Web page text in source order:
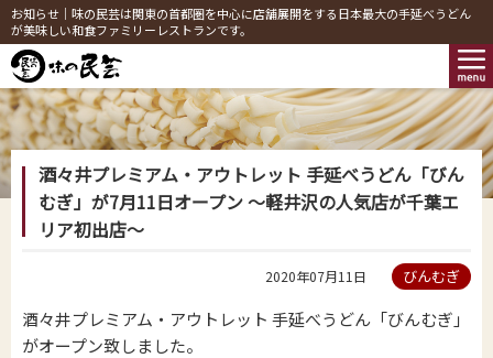
お知らせ｜味の民芸は関東の首都圏を中心に店舗展開をする日本最大の手延べうどん
が美味しい和食ファミリーレストランです。
酒々井プレミアム・アウトレット 手延べうどん「びん
むぎ」が7月11日オープン ～軽井沢の人気店が千葉エ
リア初出店～
2020年07月11日 びんむぎ
酒々井プレミアム・アウトレット 手延べうどん「びんむぎ」
がオープン致しました。